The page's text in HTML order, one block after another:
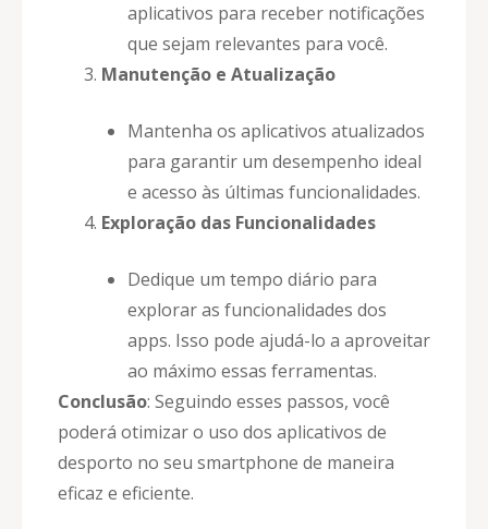
aplicativos para receber notificações
que sejam relevantes para você.
Manutenção e Atualização
Mantenha os aplicativos atualizados
para garantir um desempenho ideal
e acesso às últimas funcionalidades.
Exploração das Funcionalidades
Dedique um tempo diário para
explorar as funcionalidades dos
apps. Isso pode ajudá-lo a aproveitar
ao máximo essas ferramentas.
Conclusão: Seguindo esses passos, você
poderá otimizar o uso dos aplicativos de
desporto no seu smartphone de maneira
eficaz e eficiente.